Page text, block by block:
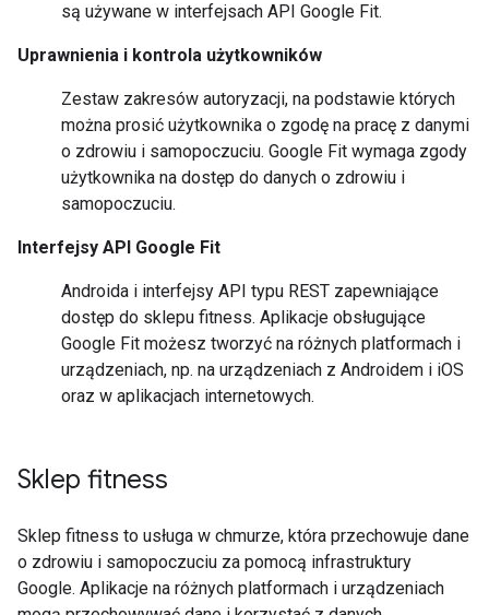
są używane w interfejsach API Google Fit.
Uprawnienia i kontrola użytkowników
Zestaw zakresów autoryzacji, na podstawie których
można prosić użytkownika o zgodę na pracę z danymi
o zdrowiu i samopoczuciu. Google Fit wymaga zgody
użytkownika na dostęp do danych o zdrowiu i
samopoczuciu.
Interfejsy API Google Fit
Androida i interfejsy API typu REST zapewniające
dostęp do sklepu fitness. Aplikacje obsługujące
Google Fit możesz tworzyć na różnych platformach i
urządzeniach, np. na urządzeniach z Androidem i iOS
oraz w aplikacjach internetowych.
Sklep fitness
Sklep fitness to usługa w chmurze, która przechowuje dane
o zdrowiu i samopoczuciu za pomocą infrastruktury
Google. Aplikacje na różnych platformach i urządzeniach